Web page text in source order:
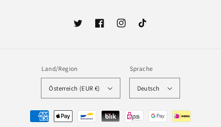
TwitterFacebookInstagramTikTok
Land/Region
Österreich (EUR €)
Sprache
Deutsch
Zahlungsmethoden